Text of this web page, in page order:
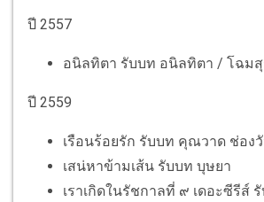
ปี 2557
อนิลทิตา รับบท อนิลทิตา / โฉมสุ
ปี 2559
เรือนร้อยรัก รับบท คุณวาด ช่อง
เสน่หาข้ามเส้น รับบท บุษยา
เราเกิดในรัชกาลที่ ๙ เดอะซีรีส์